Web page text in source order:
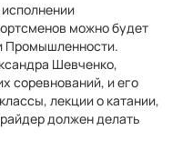
исполнении
можно будет
Промышленности.
Шевченко,
соревнований, и его
лекции о катании,
должен делать